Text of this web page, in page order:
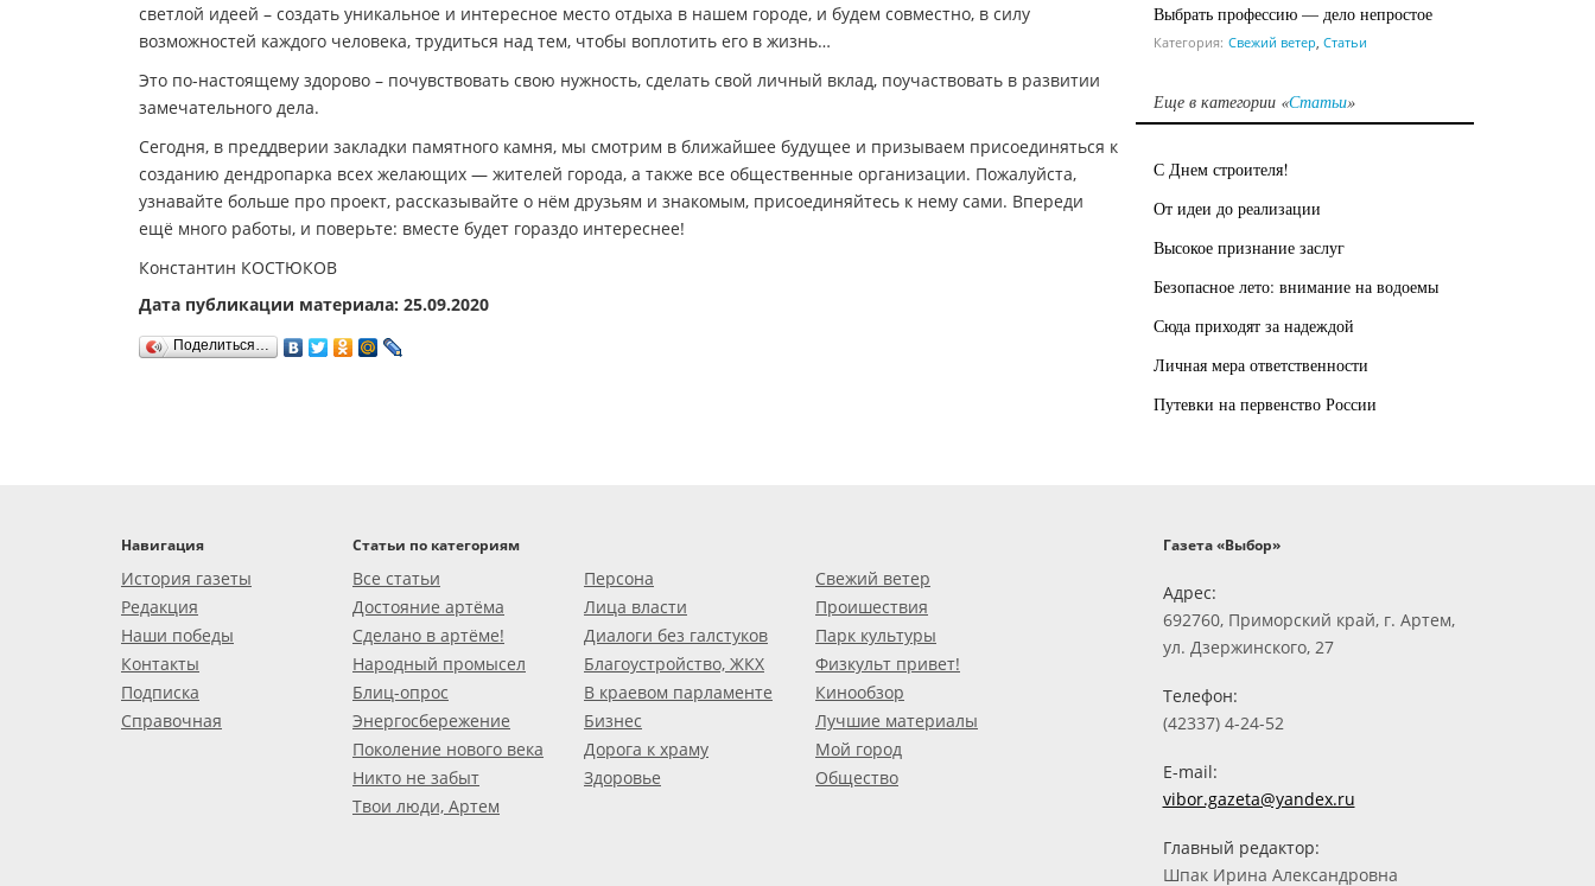
светлой идеей – создать уникальное и интересное место отдыха в нашем городе, и будем совместно, в силу
возможностей каждого человека, трудиться над тем, чтобы воплотить его в жизнь…
Это по-настоящему здорово – почувствовать свою нужность, сделать свой личный вклад, поучаствовать в развитии
замечательного дела.
Сегодня, в преддверии закладки памятного камня, мы смотрим в ближайшее будущее и призываем присоединяться к
созданию дендропарка всех желающих — жителей города, а также все общественные организации. Пожалуйста,
узнавайте больше про проект, рассказывайте о нём друзьям и знакомым, присоединяйтесь к нему сами. Впереди
ещё много работы, и поверьте: вместе будет гораздо интереснее!
Константин КОСТЮКОВ
Дата публикации материала: 25.09.2020
Поделиться…
Выбрать профессию — дело непростое
Категория: Свежий ветер Статьи
Еще в категории «Статьи»
С Днем строителя!
От идеи до реализации
Высокое признание заслуг
Безопасное лето: внимание на водоемы
Сюда приходят за надеждой
Личная мера ответственности
Путевки на первенство России
Навигация
История газеты
Редакция
Наши победы
Контакты
Подписка
Справочная
Статьи по категориям
Все статьи
Достояние артёма
Сделано в артёме!
Народный промысел
Блиц-опрос
Энергосбережение
Поколение нового века
Никто не забыт
Твои люди, Артем
Персона
Лица власти
Диалоги без галстуков
Благоустройство, ЖКХ
В краевом парламенте
Бизнес
Дорога к храму
Здоровье
Свежий ветер
Проишествия
Парк культуры
Физкульт привет!
Кинообзор
Лучшие материалы
Мой город
Общество
Газета «Выбор»
Адрес:
692760, Приморский край, г. Артем,
ул. Дзержинского, 27
Телефон:
(42337) 4-24-52
E-mail:
vibor.gazeta@yandex.ru
Главный редактор:
Шпак Ирина Александровна